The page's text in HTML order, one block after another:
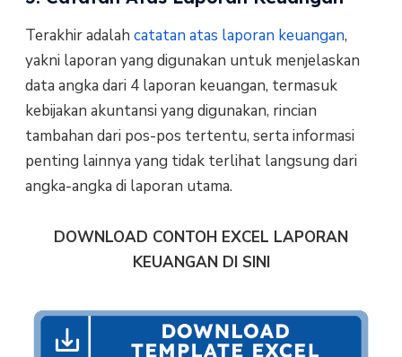
Terakhir adalah catatan atas laporan keuangan,
yakni laporan yang digunakan untuk menjelaskan
data angka dari 4 laporan keuangan, termasuk
kebijakan akuntansi yang digunakan, rincian
tambahan dari pos-pos tertentu, serta informasi
penting lainnya yang tidak terlihat langsung dari
angka-angka di laporan utama.
DOWNLOAD CONTOH EXCEL LAPORAN
KEUANGAN DI SINI